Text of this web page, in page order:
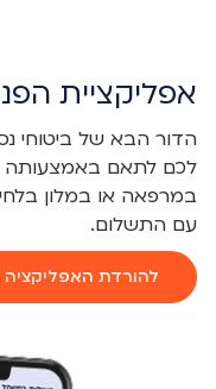
אפליקציית
הדור הבא של ביטוחי
לכם לתאם באמצעותה
במרפאה או במלון
עם התשלום.
להורדת האפליקציה